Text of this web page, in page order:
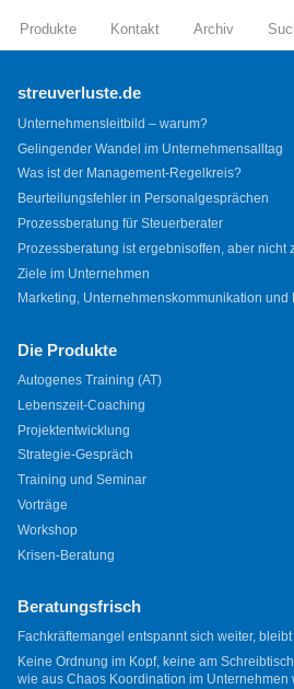
Produkte Kontakt Archiv
streuverluste.de
Unternehmensleitbild – warum?
Gelingender Wandel im Unternehmensalltag
Was ist der Management-Regelkreis?
Beurteilungsfehler in Personalgesprächen
Prozessberatung für Steuerberater
Prozessberatung ist ergebnisoffen, aber nicht
Ziele im Unternehmen
Marketing, Unternehmenskommunikation und
Die Produkte
Autogenes Training (AT)
Lebenszeit-Coaching
Projektentwicklung
Strategie-Gespräch
Training und Seminar
Vorträge
Workshop
Krisen-Beratung
Beratungsfrisch
Fachkräftemangel entspannt sich weiter,
Keine Ordnung im Kopf, keine am
wie aus Chaos Koordination im Unternehmen